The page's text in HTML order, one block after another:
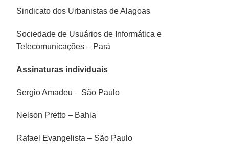
Sindicato dos Urbanistas de Alagoas
Sociedade de Usuários de Informática e
Telecomunicações – Pará
Assinaturas individuais
Sergio Amadeu – São Paulo
Nelson Pretto – Bahia
Rafael Evangelista – São Paulo